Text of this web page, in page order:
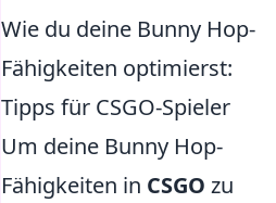
Wie du deine Bunny Hop-
Fähigkeiten optimierst:
Tipps für CSGO-Spieler
Um deine Bunny Hop-
Fähigkeiten in CSGO zu